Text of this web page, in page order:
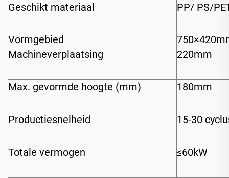
Geschikt materiaal
PP/ PS/
Vormgebied
Machineverplaatsing
220mm
Max. gevormde hoogte (mm) 180mm
Productiesnelheid 15-30
Totale vermogen ≤60kW